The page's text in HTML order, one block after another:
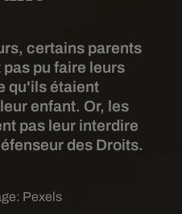
certains parents
pu faire leurs
qu'ils étaient
enfant. Or, les
pas leur interdire
des Droits.
Pexels